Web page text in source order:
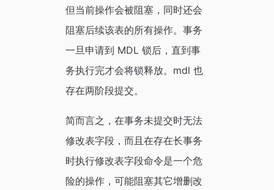
但当前操作会被阻塞，同时还会
阻塞后续该表的所有操作。事务
一旦申请到 MDL 锁后，直到事
务执行完才会将锁释放。mdl 也
存在两阶段提交。
简而言之，在事务未提交时无法
修改表字段，而且在存在长事务
时执行修改表字段命令是一个危
险的操作，可能阻塞其它增删改